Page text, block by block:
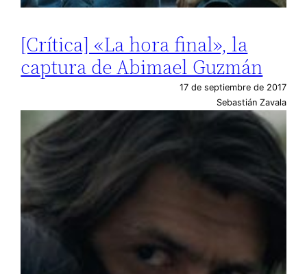
[Crítica] «La hora final», la
captura de Abimael Guzmán
17 de septiembre de 2017
Sebastián Zavala